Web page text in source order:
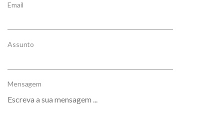
Email
Assunto
Mensagem